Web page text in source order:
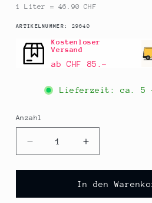
1 Liter = 46.90 CHF
ARTIKELNUMMER: SKU:
29640
Kostenloser
Versand
ab CHF 85.–
Lieferzeit: ca. 5
Anzahl
Anzahl
Verringere
die
Menge
Natives
Erhöhe
die
Menge
für
Natives
In den